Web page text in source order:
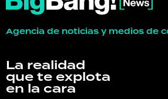
Agencia de noticias y medios de
La realidad
que te explota
en la cara